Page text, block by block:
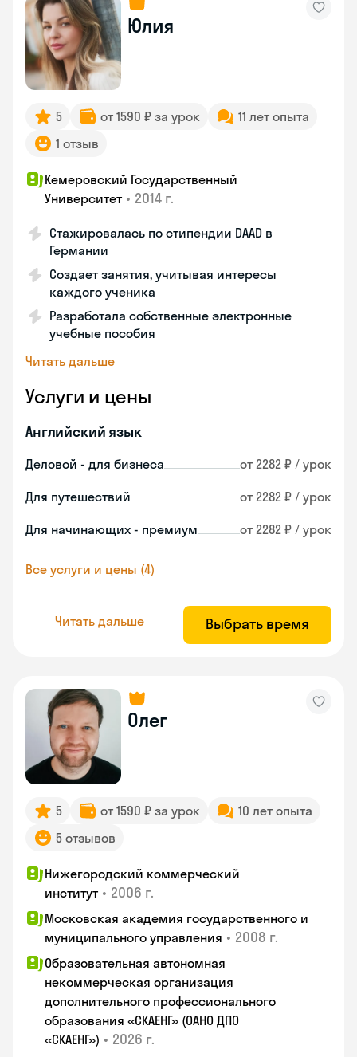
Юлия
5 от 1590 ₽ за урок
11 лет опыта
1 отзыв
Кемеровский Государственный
Университет • 2014 г.
Стажировалась по стипендии DAAD в
Германии
Создает занятия, учитывая интересы
каждого ученика
Разработала собственные электронные
учебные пособия
Читать дальше
Услуги и цены
Английский язык
Деловой - для бизнеса от 2282 ₽ / урок
Для путешествий от 2282 ₽ / урок
Для начинающих - премиум от 2282 ₽ / урок
Все услуги и цены (4)
Читать дальше Выбрать время
Олег
5 от 1590 ₽ за урок
10 лет опыта
5 отзывов
Нижегородский коммерческий
институт • 2006 г.
Московская академия государственного и
муниципального управления • 2008 г.
Образовательная автономная
некоммерческая организация
дополнительного профессионального
образования «СКАЕНГ» (ОАНО ДПО
«СКАЕНГ») • 2026 г.